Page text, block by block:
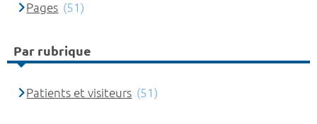
Pages (51)
Par rubrique
Patients et visiteurs (51)